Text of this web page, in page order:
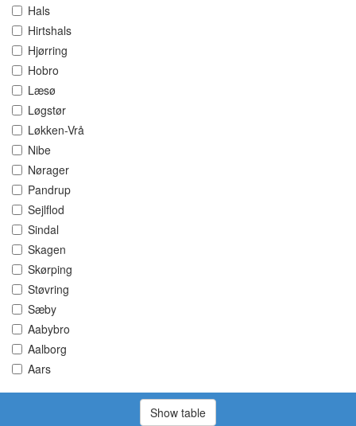
Hals
Hirtshals
Hjørring
Hobro
Læsø
Løgstør
Løkken-Vrå
Nibe
Nørager
Pandrup
Sejlflod
Sindal
Skagen
Skørping
Støvring
Sæby
Aabybro
Aalborg
Aars
Show table